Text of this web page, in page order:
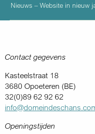
Nieuws – Website in nieuw
Contact gegevens
Kasteelstraat 18
3680 Opoeteren (BE)
32(0)89 62 92 62
Openingstijden